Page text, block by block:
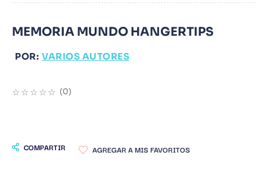
MEMORIA MUNDO HANGERTIPS
POR: VARIOS AUTORES
☆☆☆☆☆ (0)
COMPARTIR
10.Infantil